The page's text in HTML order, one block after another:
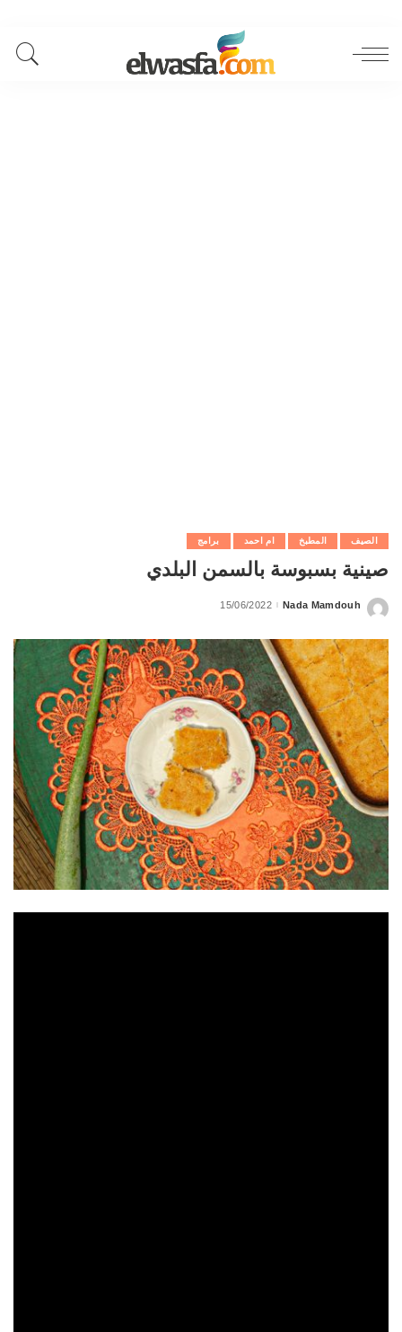
الصيف المطبخ ام احمد برامج
صينية بسبوسة بالسمن البلدي
Posted
Nada Mamdouh
15/06/2022